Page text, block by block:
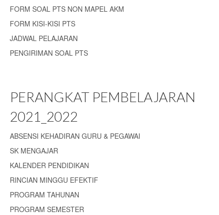
FORM SOAL PTS NON MAPEL AKM
FORM KISI-KISI PTS
JADWAL PELAJARAN
PENGIRIMAN SOAL PTS
PERANGKAT PEMBELAJARAN
2021_2022
ABSENSI KEHADIRAN GURU & PEGAWAI
SK MENGAJAR
KALENDER PENDIDIKAN
RINCIAN MINGGU EFEKTIF
PROGRAM TAHUNAN
PROGRAM SEMESTER